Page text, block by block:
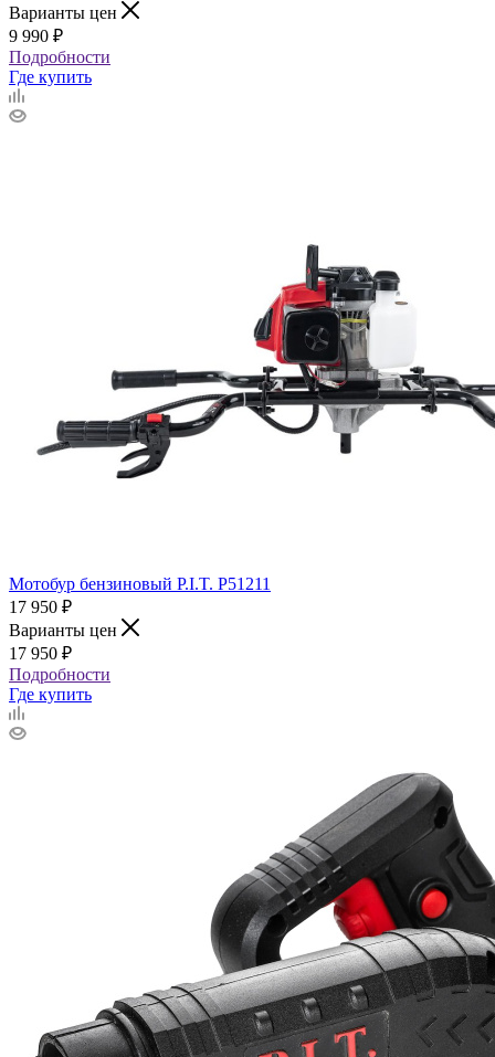
Варианты цен
9 990 ₽
Подробности
Где купить
Мотобур бензиновый P.I.T. P51211
17 950 ₽
Варианты цен
17 950 ₽
Подробности
Где купить